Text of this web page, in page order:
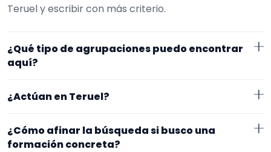
Teruel y escribir con más criterio.
¿Qué tipo de agrupaciones puedo encontrar
aquí?
inauguraciones. Conviene comparar repertorio,
¿Actúan en Teruel?
trabajan en Teruel. Algunos son de la zona y otros se
¿Cómo afinar la búsqueda si busco una
formación concreta?